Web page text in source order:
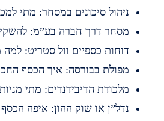
סיכונים במסחר: מתי למכור
דרך חברה בע”מ: להשקיע את
כספיים וול סטריט: למה מניות
בבורסה: איך הכסף החכם קונה
הדיבידנדים: מתי מניות
או שוק ההון: איפה הכסף עובד